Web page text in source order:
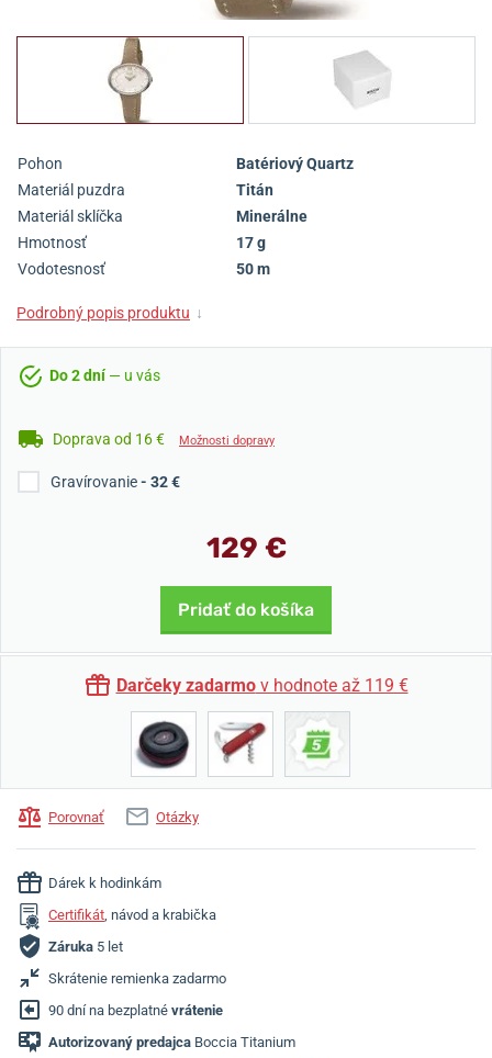
Pohon
Batériový Quartz
Materiál puzdra
Titán
Materiál sklíčka
Minerálne
Hmotnosť
17 g
Vodotesnosť
50 m
Podrobný popis produktu ↓
Do 2 dní— u vás
Doprava od 16 € Možnosti dopravy
Gravírovanie- 32 €
129 €
Pridať do košíka
Darčeky zadarmov hodnote až 119 €
Porovnať Otázky
Dárek k hodinkám
Certifikát, návod a krabička
Záruka 5 let
Skrátenie remienka zadarmo
90 dní na bezplatné vrátenie
Autorizovaný predajca Boccia Titanium